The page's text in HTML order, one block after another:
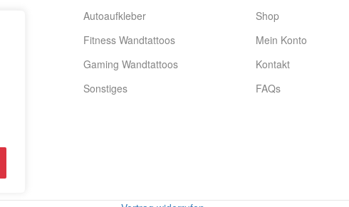
Autoaufkleber
Fitness Wandtattoos
Gaming Wandtattoos
Sonstiges
Shop
Mein Konto
Kontakt
FAQs